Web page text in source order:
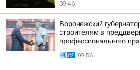
09:46
Воронежский
строителям в
профессионального
09:56